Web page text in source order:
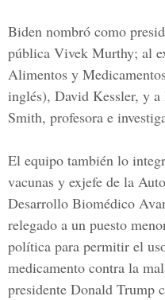
Biden nombró como
pública Vivek Murthy; al
Alimentos y
inglés), David Kessler, y
Smith, profesora e
El equipo también lo
vacunas y exjefe de la
Desarrollo Biomédico
relegado a un puesto
política para permitir el
medicamento contra la
presidente Donald Trump